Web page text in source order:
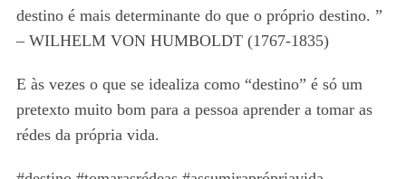
destino é mais determinante do que o próprio destino. ”
– WILHELM VON HUMBOLDT (1767-1835)
E às vezes o que se idealiza como “destino” é só um
pretexto muito bom para a pessoa aprender a tomar as
rédes da própria vida.